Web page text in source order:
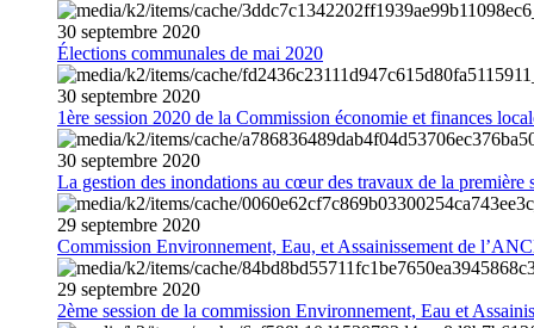
30 septembre 2020
Élections communales de mai 2020
30 septembre 2020
1ère session 2020 de la Commission économie et finances
30 septembre 2020
La gestion des inondations au cœur des travaux de la première
29 septembre 2020
Commission Environnement, Eau, et Assainissement de
29 septembre 2020
2ème session de la commission Environnement, Eau et